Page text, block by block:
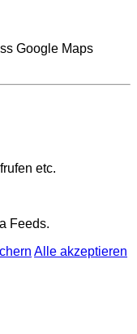
Google Maps
etc.
Feeds.
Alle akzeptieren